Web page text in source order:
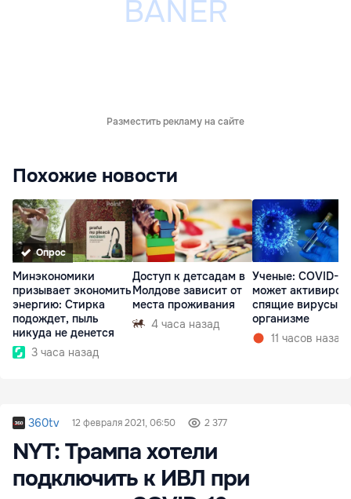
Разместить рекламу на сайте
Похожие новости
Опрос
Минэкономики
призывает экономить
энергию: Стирка
подождет, пыль
никуда не денется
3 часа назад
Доступ к детсадам в
Молдове зависит от
места проживания
4 часа назад
Ученые: COVID-19
может
спящие вирусы в
организме
11 часов назад
360tv 12 февраля 2021, 06:50 2 377
NYT: Трампа хотели
подключить к ИВЛ при